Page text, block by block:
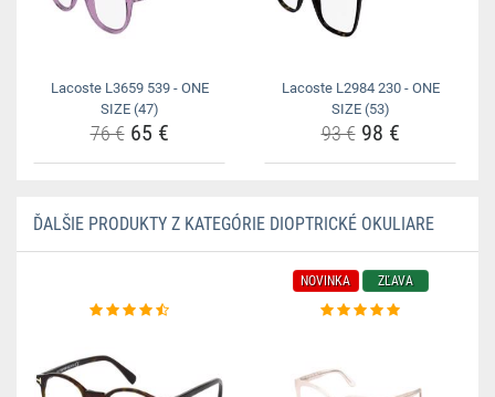
Lacoste L3659 539 - ONE
SIZE (47)
76 €65 €
Lacoste L2984 230 - ONE
SIZE (53)
93 €98 €
ĎALŠIE PRODUKTY Z KATEGÓRIE DIOPTRICKÉ OKULIARE
NOVINKA ZĽAVA